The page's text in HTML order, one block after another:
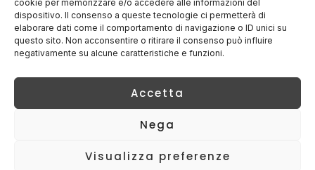
cookie per memorizzare e/o accedere alle informazioni del
dispositivo. Il consenso a queste tecnologie ci permetterà di
elaborare dati come il comportamento di navigazione o ID unici su
questo sito. Non acconsentire o ritirare il consenso può influire
negativamente su alcune caratteristiche e funzioni.
Accetta
Nega
Visualizza preferenze